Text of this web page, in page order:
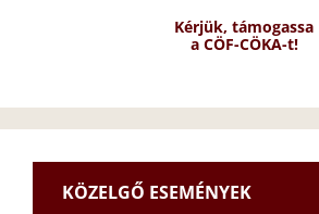
Kérjük, támogassa
a CÖF-CÖKA-t!
KÖZELGŐ ESEMÉNYEK